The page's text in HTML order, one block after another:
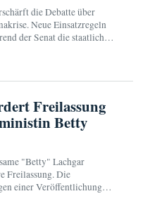
die Debatte über
Neue Einsatzregeln
der Senat die staatliche
Freilassung
Betty
"Betty" Lachgar
Freilassung. Die
einer Veröffentlichung